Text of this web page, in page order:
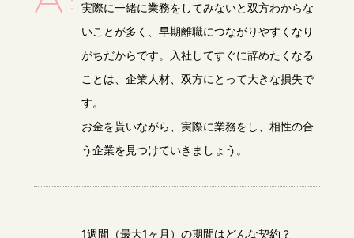
実際に一緒に業務をしてみないと双方わからな
いことが多く、早期離職につながりやすくなり
がちだからです。入社してすぐに辞めたくなる
ことは、企業人材、双方にとって大きな損失で
す。
お金を貰いながら、実際に業務をし、相性の合
う企業を見つけていきましょう。
1週間（最大1ヶ月）の期間はどんな契約？